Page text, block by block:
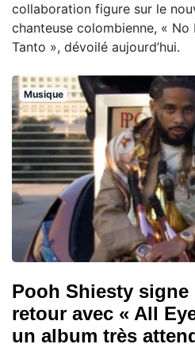
collaboration figure sur le
chanteuse colombienne, «
Tanto », dévoilé aujourd’hui.
Musique
Pooh Shiesty signe
retour avec « All
un album très